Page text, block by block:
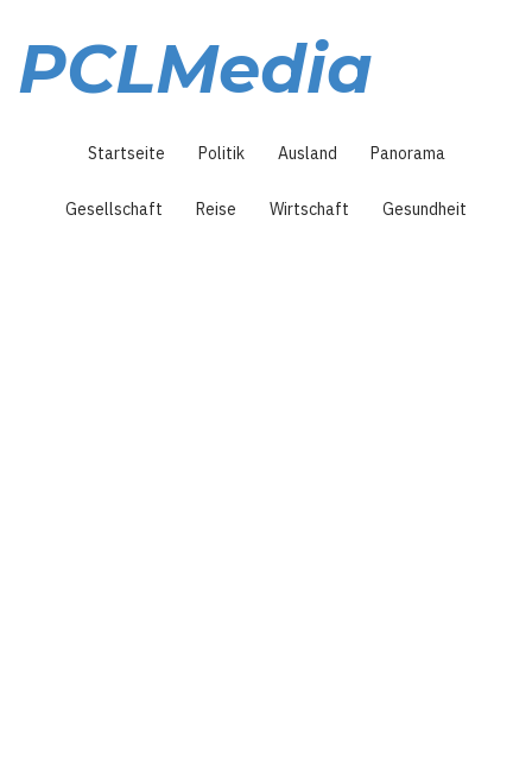
Inhalt
PCLMedia
Startseite Politik Ausland Panorama
Gesellschaft Reise Wirtschaft Gesundheit